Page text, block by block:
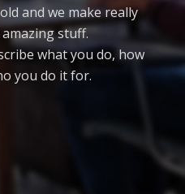
and we make really
stuff.
what you do, how
you do it for.